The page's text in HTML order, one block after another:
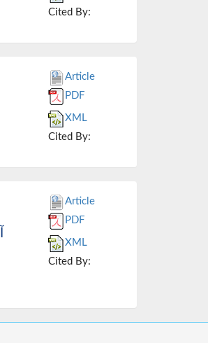
Cited By:
Article
PDF
XML
Cited By:
Article
PDF
XML
Cited By: